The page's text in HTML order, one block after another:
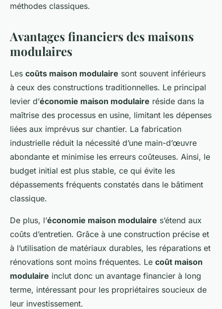
méthodes classiques.
Avantages financiers des maisons
modulaires
Les coûts maison modulaire sont souvent inférieurs
à ceux des constructions traditionnelles. Le principal
levier d’économie maison modulaire réside dans la
maîtrise des processus en usine, limitant les dépenses
liées aux imprévus sur chantier. La fabrication
industrielle réduit la nécessité d’une main-d’œuvre
abondante et minimise les erreurs coûteuses. Ainsi, le
budget initial est plus stable, ce qui évite les
dépassements fréquents constatés dans le bâtiment
classique.
De plus, l’économie maison modulaire s’étend aux
coûts d’entretien. Grâce à une construction précise et
à l’utilisation de matériaux durables, les réparations et
rénovations sont moins fréquentes. Le coût maison
modulaire inclut donc un avantage financier à long
terme, intéressant pour les propriétaires soucieux de
leur investissement.